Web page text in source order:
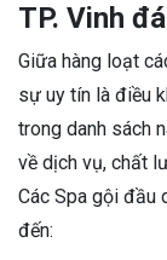
TP. Vinh
Giữa hàng loạt
sự uy tín là điều
trong danh sách
về dịch vụ, chất
Các Spa gội đầu
đến: